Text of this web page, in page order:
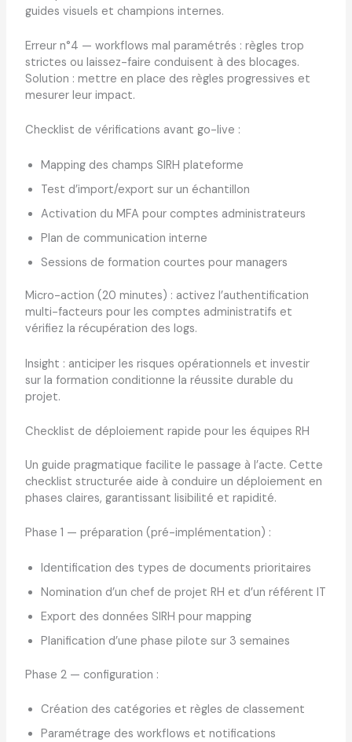
guides visuels et champions internes.
Erreur n°4 — workflows mal paramétrés : règles trop
strictes ou laissez-faire conduisent à des blocages.
Solution : mettre en place des règles progressives et
mesurer leur impact.
Checklist de vérifications avant go-live :
Mapping des champs SIRH plateforme
Test d’import/export sur un échantillon
Activation du MFA pour comptes administrateurs
Plan de communication interne
Sessions de formation courtes pour managers
Micro-action (20 minutes) : activez l’authentification
multi-facteurs pour les comptes administratifs et
vérifiez la récupération des logs.
Insight : anticiper les risques opérationnels et investir
sur la formation conditionne la réussite durable du
projet.
Checklist de déploiement rapide pour les équipes RH
Un guide pragmatique facilite le passage à l’acte. Cette
checklist structurée aide à conduire un déploiement en
phases claires, garantissant lisibilité et rapidité.
Phase 1 — préparation (pré-implémentation) :
Identification des types de documents prioritaires
Nomination d’un chef de projet RH et d’un référent IT
Export des données SIRH pour mapping
Planification d’une phase pilote sur 3 semaines
Phase 2 — configuration :
Création des catégories et règles de classement
Paramétrage des workflows et notifications